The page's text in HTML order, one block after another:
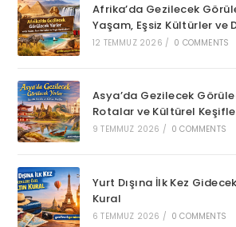
Afrika’da Gezilecek
Yaşam, Eşsiz Kültürler ve
12 TEMMUZ 2026 / 0 COMMENTS
Asya’da Gezilecek
Rotalar ve Kültürel
9 TEMMUZ 2026 / 0 COMMENTS
Yurt Dışına İlk Kez
Kural
6 TEMMUZ 2026 / 0 COMMENTS